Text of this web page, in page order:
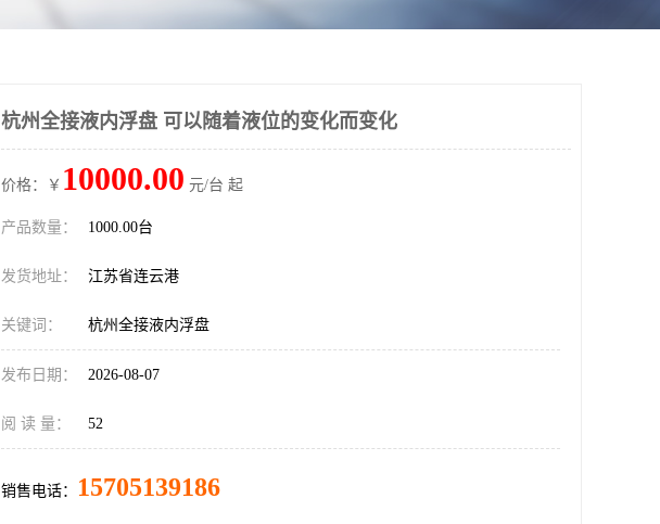
杭州全接液内浮盘 可以随着液位的变化而变化
价格：￥ 10000.00 元/台 起
产品数量： 1000.00台
发货地址： 江苏省连云港
关键词： 杭州全接液内浮盘
发布日期： 2026-08-07
阅 读 量： 52
销售电话： 15705139186